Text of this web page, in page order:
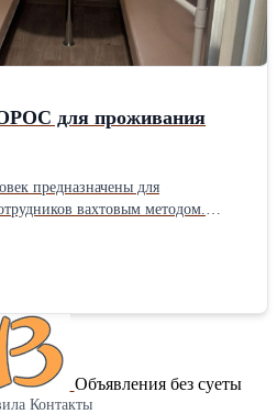
для проживания
предназначены для
вахтовым методом.
обеспечивает комфортные
климате (от -60 ⁰С до +40
высокой надежностью
которая рассчитана на
бездорожья. Вход в
тамбур с вешалкой для верхней
принадлежностей, 4
сотрудники вашей компании могут
Объявления без суеты
Контакты